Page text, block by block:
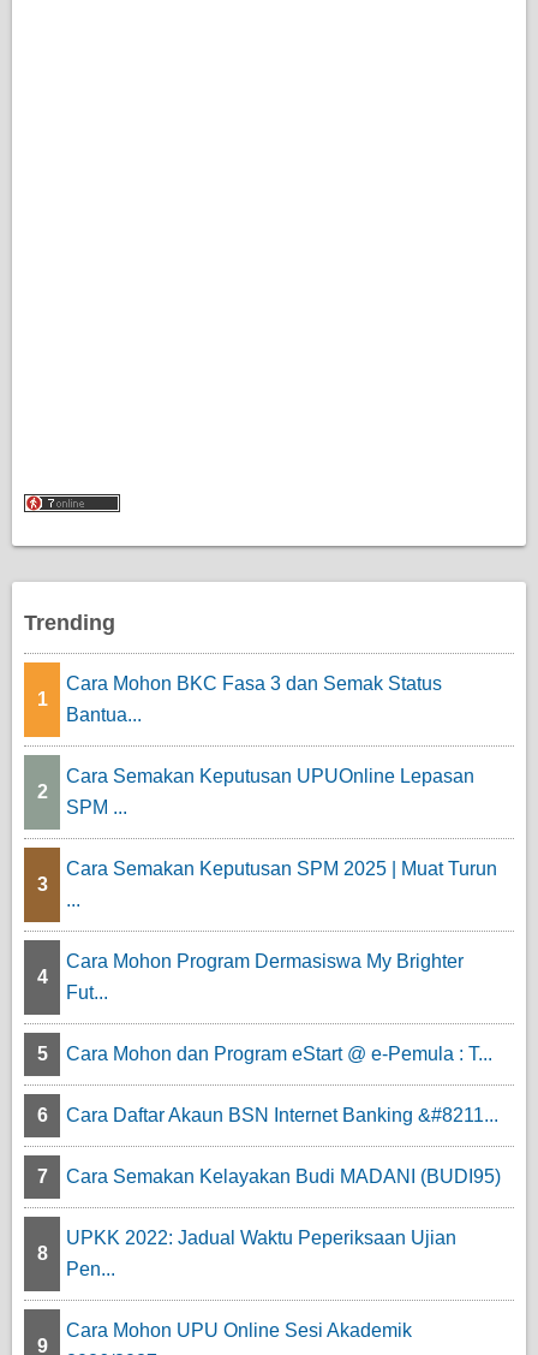
Trending
1
Cara Mohon BKC Fasa 3 dan Semak Status
Bantua...
2
Cara Semakan Keputusan UPUOnline Lepasan
SPM ...
3
Cara Semakan Keputusan SPM 2025 | Muat Turun
...
4
Cara Mohon Program Dermasiswa My Brighter
Fut...
5 Cara Mohon dan Program eStart @ e-Pemula : T...
6 Cara Daftar Akaun BSN Internet Banking &#8211...
7 Cara Semakan Kelayakan Budi MADANI (BUDI95)
8
UPKK 2022: Jadual Waktu Peperiksaan Ujian
Pen...
9
Cara Mohon UPU Online Sesi Akademik